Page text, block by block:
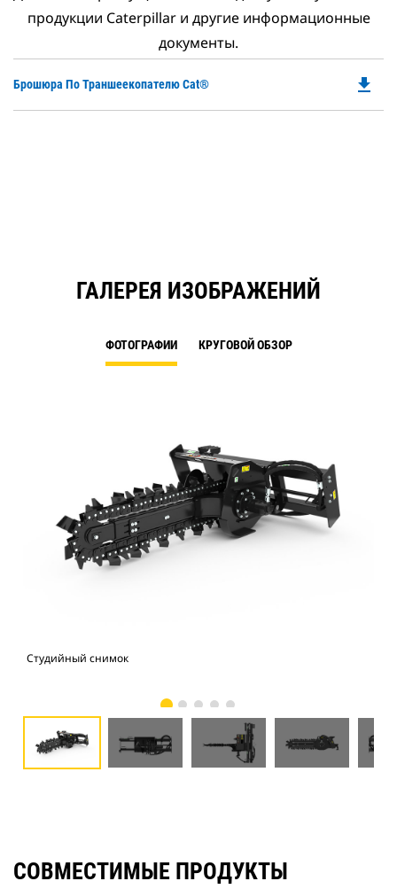
продукции Caterpillar и другие информационные
документы.
Брошюра По Траншеекопателю Cat® file_download
ГАЛЕРЕЯ ИЗОБРАЖЕНИЙ
ФОТОГРАФИИ КРУГОВОЙ ОБЗОР
Студийный снимок
СОВМЕСТИМЫЕ ПРОДУКТЫ